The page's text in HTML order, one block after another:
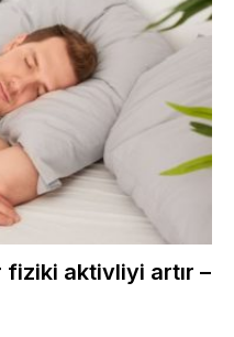
fiziki aktivliyi artır –